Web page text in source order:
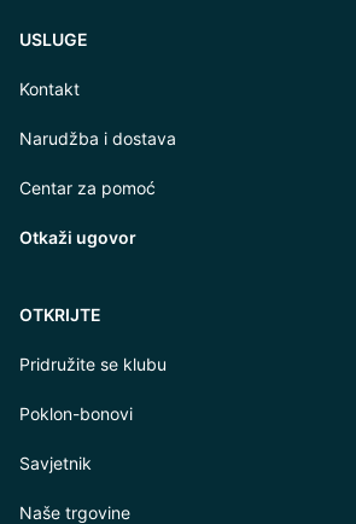
USLUGE
Kontakt
Narudžba i dostava
Centar za pomoć
Otkaži ugovor
OTKRIJTE
Pridružite se klubu
Poklon-bonovi
Savjetnik
Naše trgovine